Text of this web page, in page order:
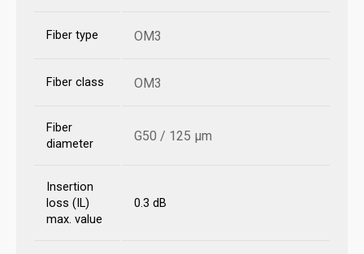
Fiber type OM3
Fiber class OM3
Fiber
diameter
G50 / 125 µm
Insertion
loss (IL)
max. value
0.3 dB